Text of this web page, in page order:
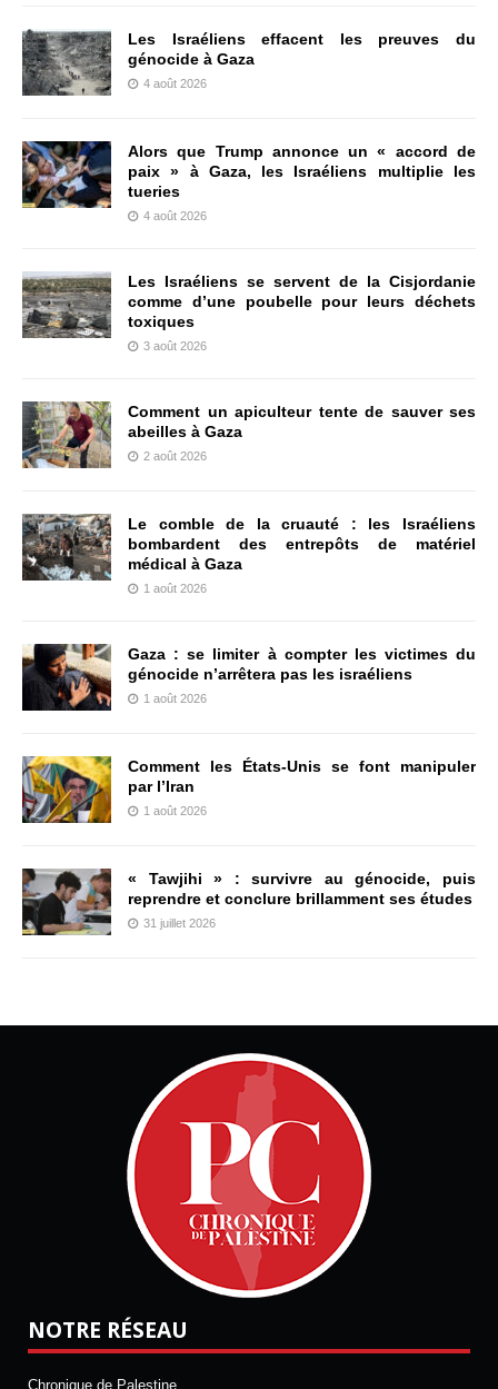
Les Israéliens effacent les preuves du
génocide à Gaza
4 août 2026
Alors que Trump annonce un « accord de
paix » à Gaza, les Israéliens multiplie les
tueries
4 août 2026
Les Israéliens se servent de la Cisjordanie
comme d’une poubelle pour leurs déchets
toxiques
3 août 2026
Comment un apiculteur tente de sauver ses
abeilles à Gaza
2 août 2026
Le comble de la cruauté : les Israéliens
bombardent des entrepôts de matériel
médical à Gaza
1 août 2026
Gaza : se limiter à compter les victimes du
génocide n’arrêtera pas les israéliens
1 août 2026
Comment les États-Unis se font manipuler
par l’Iran
1 août 2026
« Tawjihi » : survivre au génocide, puis
reprendre et conclure brillamment ses études
31 juillet 2026
NOTRE RÉSEAU
Chronique de Palestine